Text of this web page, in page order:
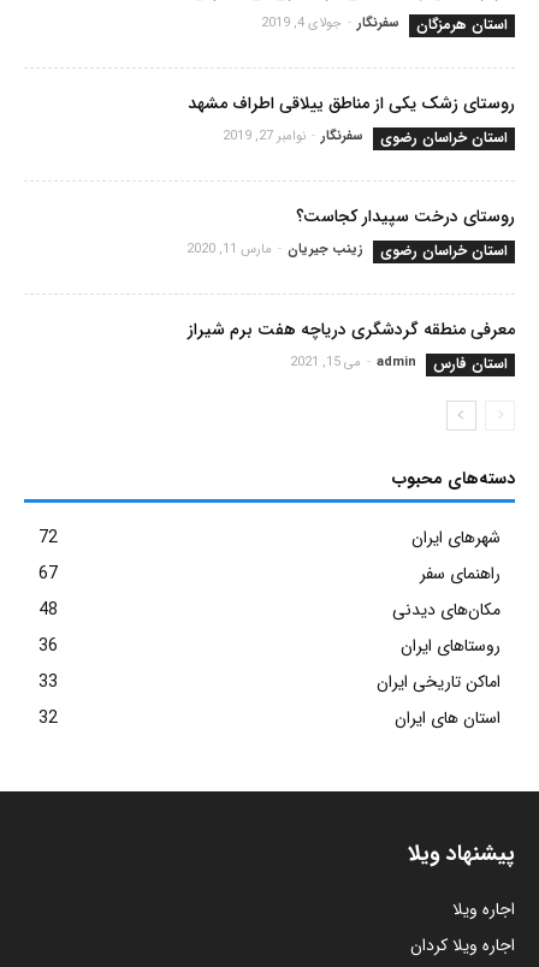
استان هرمزگان سفرنگار - جولای 4, 2019
روستای زشک یکی از مناطق ییلاقی اطراف مشهد
استان خراسان رضوی سفرنگار - نوامبر 27, 2019
روستای درخت سپیدار کجاست؟
استان خراسان رضوی زینب جیریان - مارس 11, 2020
معرفی منطقه گردشگری دریاچه هفت برم شیراز
استان فارس admin
- می 15, 2021
دسته‌های محبوب
شهرهای ایران
72
راهنمای سفر
67
مکان‌های دیدنی
48
روستاهای ایران
36
اماکن تاریخی ایران
33
استان های ایران
32
پیشنهاد ویلا
اجاره ویلا
اجاره ویلا کردان